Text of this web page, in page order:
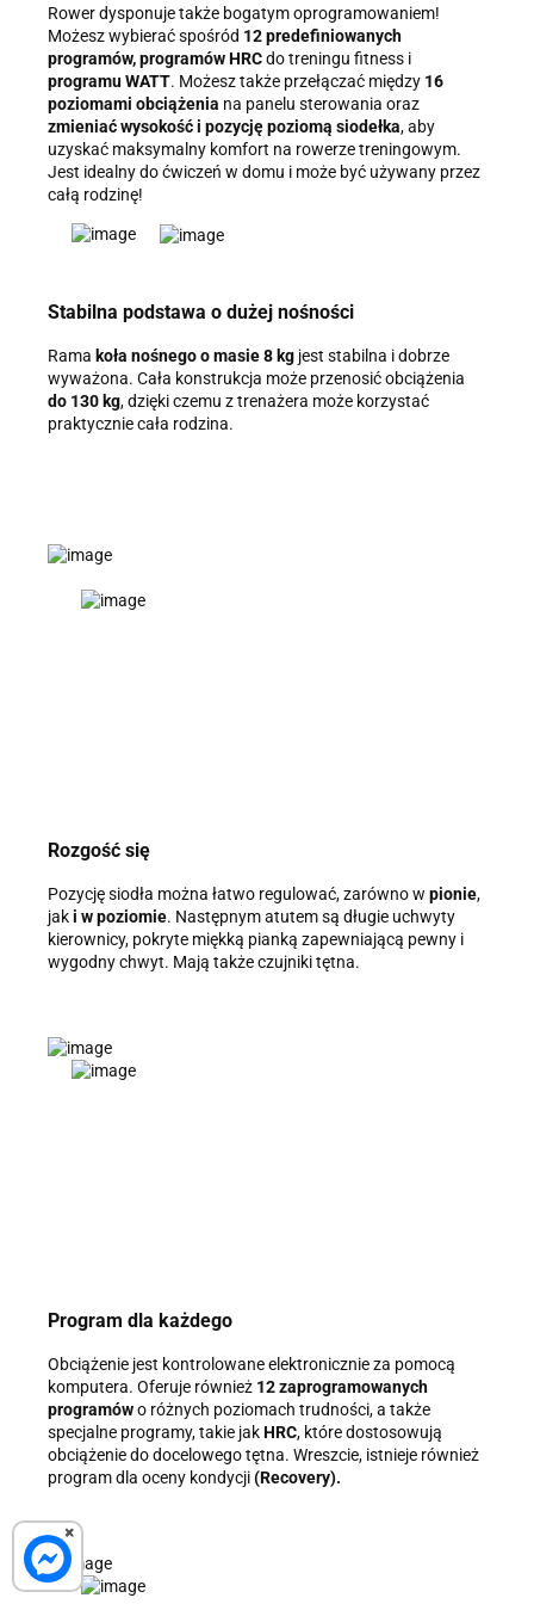
×
Rower dysponuje także bogatym oprogramowaniem!
Możesz wybierać spośród 12 predefiniowanych
programów, programów HRCdo treningu fitness i
programu WATT. Możesz także przełączać między 16
poziomami obciążenia na panelu sterowania oraz
zmieniać wysokość i pozycję poziomą siodełka, aby
uzyskać maksymalny komfort na rowerze treningowym.
Jest idealny do ćwiczeń w domu i może być używany przez
całą rodzinę!
Stabilna podstawa o dużej nośności
Rama koła nośnego o masie 8 kg jest stabilna i dobrze
wyważona. Cała konstrukcja może przenosić obciążenia
do 130 kg, dzięki czemu z trenażera może korzystać
praktycznie cała rodzina.
Rozgość się
Pozycję siodła można łatwo regulować, zarówno w pionie,
jaki w poziomie. Następnym atutem są długie uchwyty
kierownicy, pokryte miękką pianką zapewniającą pewny i
wygodny chwyt. Mają także czujniki tętna.
Program dla każdego
Obciążenie jest kontrolowane elektronicznie za pomocą
komputera. Oferuje również 12 zaprogramowanych
programówo różnych poziomach trudności, a także
specjalne programy, takie jakHRC, które dostosowują
obciążenie do docelowego tętna. Wreszcie, istnieje również
program dla oceny kondycji(Recovery).